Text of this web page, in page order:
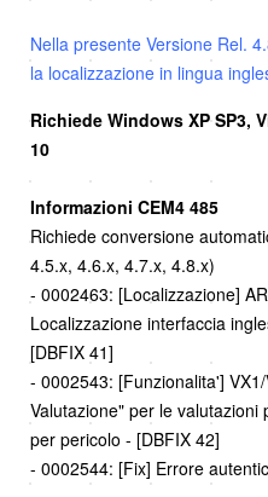
Nella presente Versione Rel.
la localizzazione in lingua
Richiede Windows XP SP3,
10
Informazioni CEM4 485
Richiede conversione
4.5.x, 4.6.x, 4.7.x, 4.8.x)
- 0002463: [Localizzazione]
Localizzazione interfaccia
[DBFIX 41]
- 0002543: [Funzionalita']
Valutazione" per le
per pericolo - [DBFIX 42]
- 0002544: [Fix] Errore